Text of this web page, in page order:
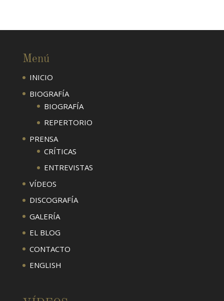
Menú
INICIO
BIOGRAFÍA
BIOGRAFÍA
REPERTORIO
PRENSA
CRÍTICAS
ENTREVISTAS
VÍDEOS
DISCOGRAFÍA
GALERÍA
EL BLOG
CONTACTO
ENGLISH